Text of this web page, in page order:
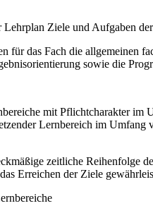
Ziele und Aufgaben
für das Fach die allgemeinen
sowie die
mit Pflichtcharakter im
Lernbereich im
zeitliche Reihenfolge
Erreichen der Ziele